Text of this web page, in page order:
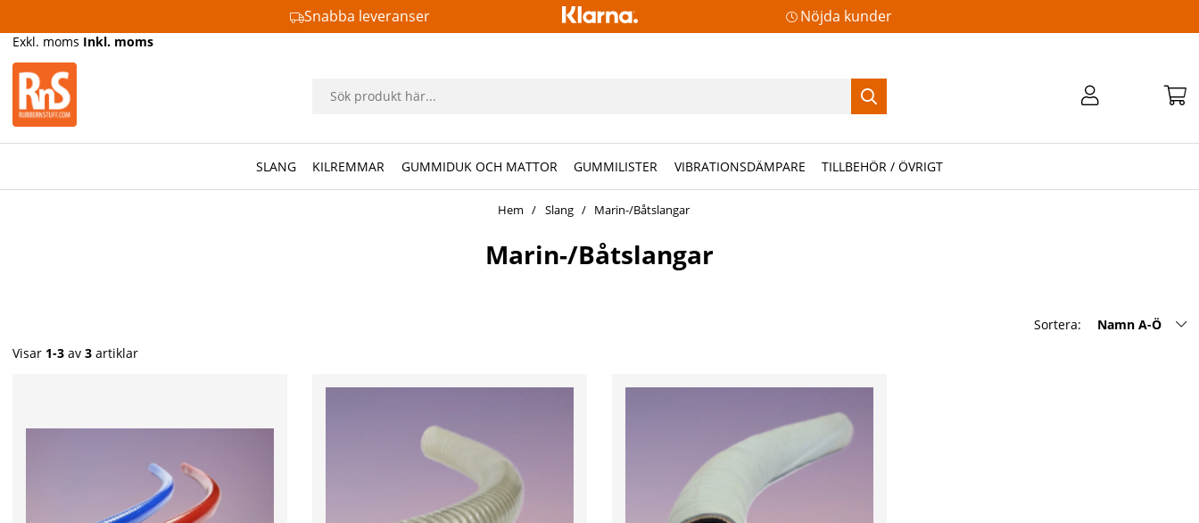
Snabba leveranser Nöjda kunder
Exkl. moms Inkl. moms
SLANG KILREMMAR GUMMIDUK OCH MATTOR GUMMILISTER VIBRATIONSDÄMPARE TILLBEHÖR / ÖVRIGT
Hem Slang Marin-/Båtslangar
Marin-/Båtslangar
Sortera:
Namn A-Ö
Visar 1-3 av 3 artiklar